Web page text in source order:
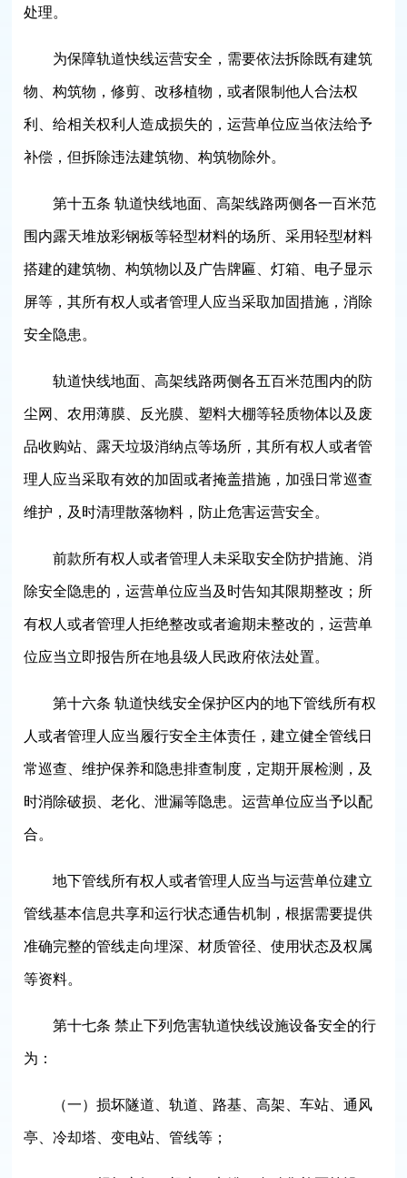
处理。
为保障轨道快线运营安全，需要依法拆除既有建筑
物、构筑物，修剪、改移植物，或者限制他人合法权
利、给相关权利人造成损失的，运营单位应当依法给予
补偿，但拆除违法建筑物、构筑物除外。
第十五条 轨道快线地面、高架线路两侧各一百米范
围内露天堆放彩钢板等轻型材料的场所、采用轻型材料
搭建的建筑物、构筑物以及广告牌匾、灯箱、电子显示
屏等，其所有权人或者管理人应当采取加固措施，消除
安全隐患。
轨道快线地面、高架线路两侧各五百米范围内的防
尘网、农用薄膜、反光膜、塑料大棚等轻质物体以及废
品收购站、露天垃圾消纳点等场所，其所有权人或者管
理人应当采取有效的加固或者掩盖措施，加强日常巡查
维护，及时清理散落物料，防止危害运营安全。
前款所有权人或者管理人未采取安全防护措施、消
除安全隐患的，运营单位应当及时告知其限期整改；所
有权人或者管理人拒绝整改或者逾期未整改的，运营单
位应当立即报告所在地县级人民政府依法处置。
第十六条 轨道快线安全保护区内的地下管线所有权
人或者管理人应当履行安全主体责任，建立健全管线日
常巡查、维护保养和隐患排查制度，定期开展检测，及
时消除破损、老化、泄漏等隐患。运营单位应当予以配
合。
地下管线所有权人或者管理人应当与运营单位建立
管线基本信息共享和运行状态通告机制，根据需要提供
准确完整的管线走向埋深、材质管径、使用状态及权属
等资料。
第十七条 禁止下列危害轨道快线设施设备安全的行
为：
（一）损坏隧道、轨道、路基、高架、车站、通风
亭、冷却塔、变电站、管线等；